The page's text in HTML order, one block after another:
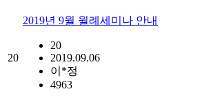
20
2019년 9월 월례세미나 안내
20
2019.09.06
이*정
4963